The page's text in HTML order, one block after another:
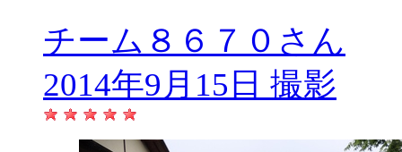
チーム８６７０さん
2014年9月15日 撮影